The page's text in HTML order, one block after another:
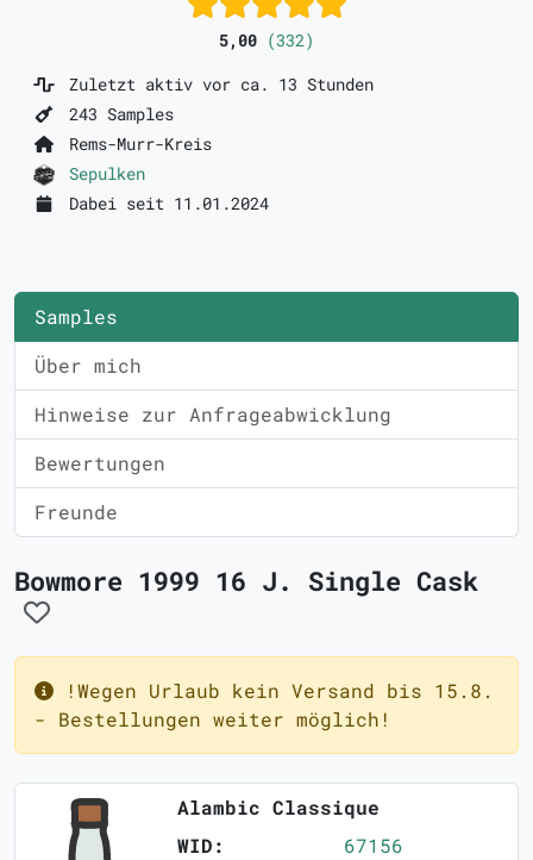
5,00 (332)
Zuletzt aktiv vor ca. 13 Stunden
243 Samples
Rems-Murr-Kreis
Sepulken
Dabei seit 11.01.2024
Samples
Über mich
Hinweise zur Anfrageabwicklung
Bewertungen
Freunde
Bowmore 1999 16 J. Single Cask
!Wegen Urlaub kein Versand bis 15.8.
- Bestellungen weiter möglich!
Alambic Classique
WID:
67156